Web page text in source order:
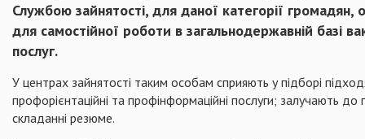
Службою зайнятості, для даної категорії громадян,
для самостійної роботи в загальнодержавній базі
послуг.
У центрах зайнятості таким особам сприяють у підборі
профорієнтаційні та профінформаційні послуги; залучають
складанні резюме.